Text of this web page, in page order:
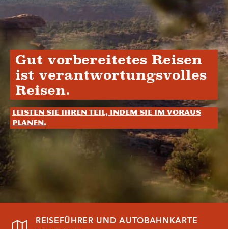
Gut vorbereitetes Reisen
ist verantwortungsvolles
Reisen.
Leisten Sie Ihren Teil, indem Sie im Voraus
planen.
REISEFÜHRER UND AUTOBAHNKARTE